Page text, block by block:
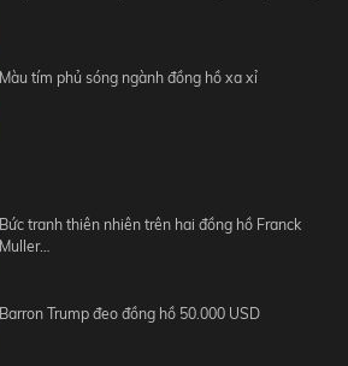
Màu tím phủ sóng ngành đồng hồ xa xỉ
Bức tranh thiên nhiên trên hai đồng hồ Franck
Muller…
Barron Trump đeo đồng hồ 50.000 USD